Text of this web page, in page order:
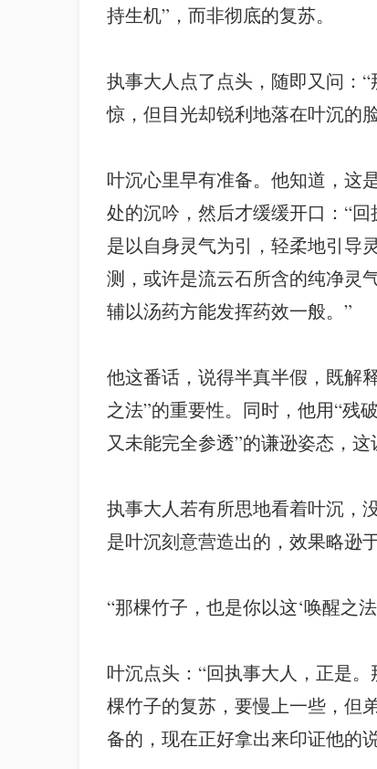
持生机”，而非彻底的复苏。
执事大人点了点头，随即又问：
惊，但目光却锐利地落在叶沉的
叶沉心里早有准备。他知道，这
处的沉吟，然后才缓缓开口：“
是以自身灵气为引，轻柔地引
测，或许是流云石所含的纯净灵
辅以汤药方能发挥药效一般。”
他这番话，说得半真半假，既解
之法”的重要性。同时，他用“残
又未能完全参透”的谦逊姿态，
执事大人若有所思地看着叶沉，
是叶沉刻意营造出的，效果略逊
“那棵竹子，也是你以这‘唤醒之
叶沉点头：“回执事大人，正是
棵竹子的复苏，要慢上一些，但
备的，现在正好拿出来印证他的说